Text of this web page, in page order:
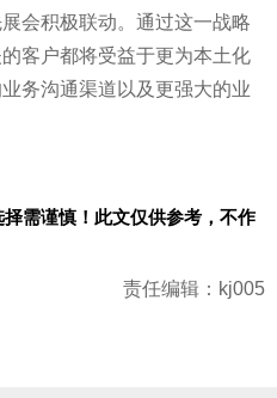
会积极联动。通过这一战略
客户都将受益于更为本土化
务沟通渠道以及更强大的业
需谨慎！此文仅供参考，不作
责任编辑：kj005